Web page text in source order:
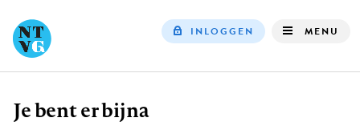
INLOGGEN MENU
Kruimelpad
Je bent er bijna